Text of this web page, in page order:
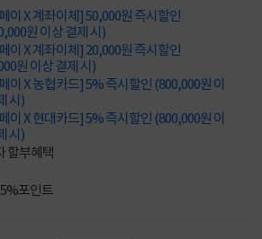
이 X 계좌이체] 50,000원 즉시할인
원 이상 결제 시)
이 X 계좌이체] 20,000원 즉시할인
원 이상 결제 시)
이 X 농협카드] 5% 즉시할인 (800,000원 이
시)
이 X 현대카드] 5% 즉시할인 (800,000원 이
시)
할부혜택
5%포인트